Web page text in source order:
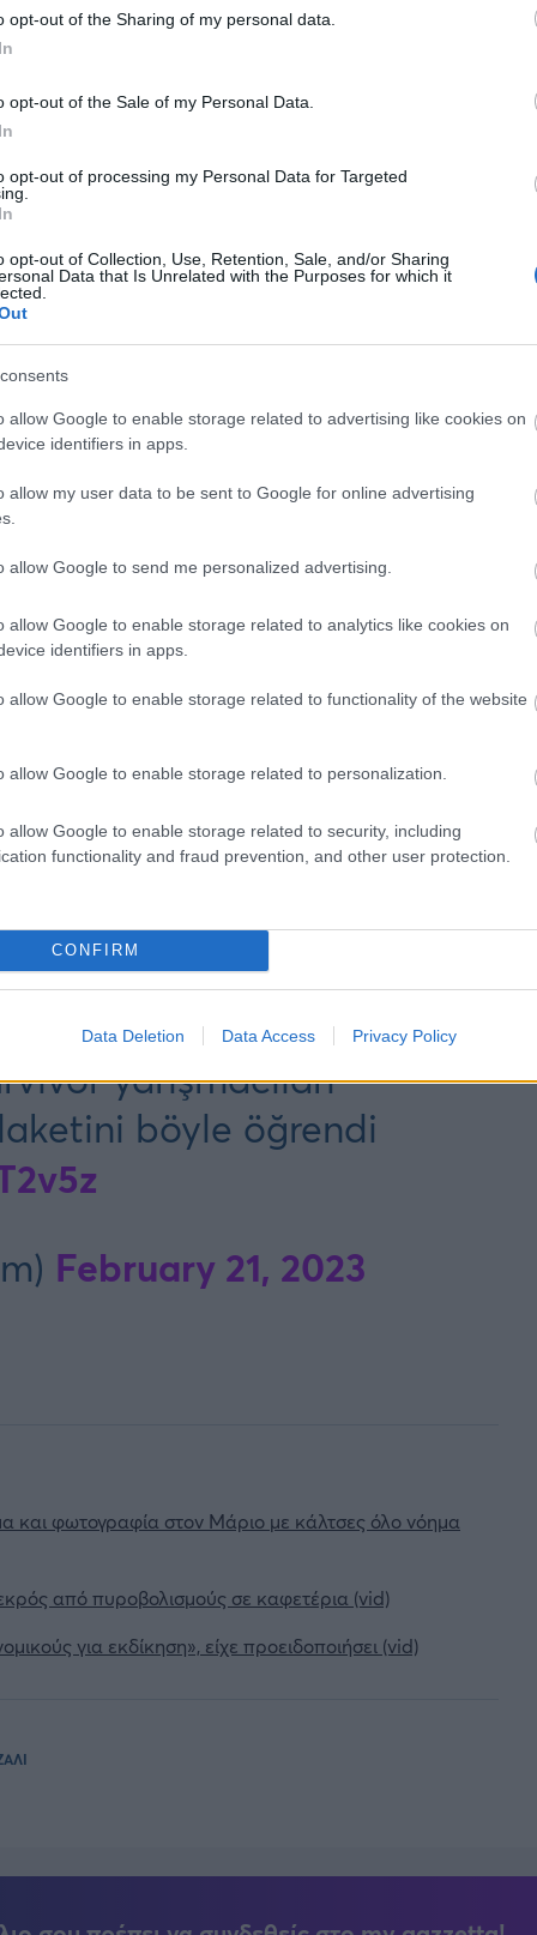
opt-out of the Sharing of my personal data.
opt-out of the Sale of my Personal Data.
opt-out of processing my Personal Data for Targeted
opt-out of Collection, Use, Retention, Sale, and/or Sharing
Data that Is Unrelated with the Purposes for which it
allow Google to enable storage related to advertising like cookies on
identifiers in apps.
allow my user data to be sent to Google for online advertising
allow Google to send me personalized advertising.
allow Google to enable storage related to analytics like cookies on
identifiers in apps.
allow Google to enable storage related to functionality of the website
allow Google to enable storage related to personalization.
allow Google to enable storage related to security, including
functionality and fraud prevention, and other user protection.
CONFIRM
Data Deletion Data Access Privacy Policy
δεν μπορούν να συγκρατήσουν τα δάκρυά
το συμβούλιο του νησιού.
ο
yarışmacıları
böyle öğrendi
February 21, 2023
και φωτογραφία στον Μάριο με κάλτσες όλο νόημα
από πυροβολισμούς σε καφετέρια (vid)
για εκδίκηση», είχε προειδοποιήσει (vid)